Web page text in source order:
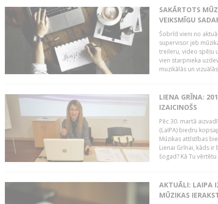
SAKĀRTOTS
VEIKSMĪGU
Šobrīd vieni no
supervisor jeb
treileru, video spēļu
vien starpnieka
muzikālās un
LIENA GRĪNA:
IZAICINOŠS
Pēc 30. martā
(LaIPA) biedru
Mūzikas attīstības
Lienai Grīnai, kāds ir
šogad? Kā Tu
AKTUĀLI: LAIPA
MŪZIKAS